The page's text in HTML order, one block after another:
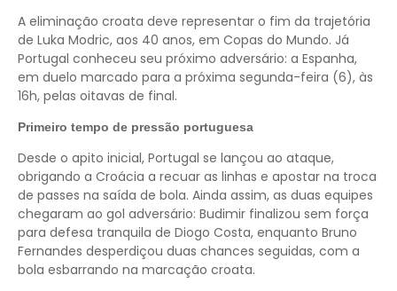
A eliminação croata deve representar o fim da trajetória
de Luka Modric, aos 40 anos, em Copas do Mundo. Já
Portugal conheceu seu próximo adversário: a Espanha,
em duelo marcado para a próxima segunda-feira (6), às
16h, pelas oitavas de final.
Primeiro tempo de pressão portuguesa
Desde o apito inicial, Portugal se lançou ao ataque,
obrigando a Croácia a recuar as linhas e apostar na troca
de passes na saída de bola. Ainda assim, as duas equipes
chegaram ao gol adversário: Budimir finalizou sem força
para defesa tranquila de Diogo Costa, enquanto Bruno
Fernandes desperdiçou duas chances seguidas, com a
bola esbarrando na marcação croata.